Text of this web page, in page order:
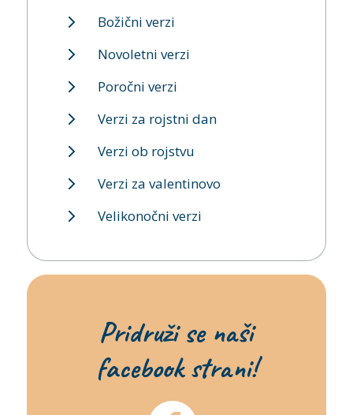
Božični verzi
Novoletni verzi
Poročni verzi
Verzi za rojstni dan
Verzi ob rojstvu
Verzi za valentinovo
Velikonočni verzi
Pridruži se naši
facebook strani!